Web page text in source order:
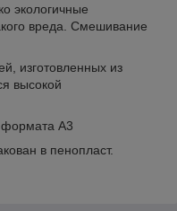
экологичные
вреда. Смешивание
изготовленных из
высокой
формата А3
в пенопласт.